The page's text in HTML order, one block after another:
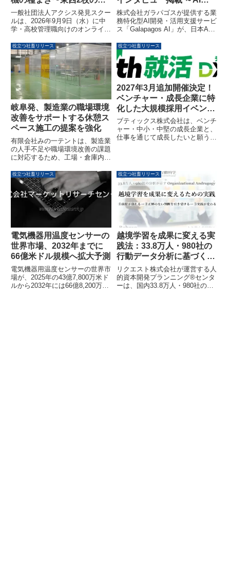
念と実践〜」が9月9日に開
催されます
一般社団法人アクシス発見スクー
ルは、2026年9月9日（水）に中
学・高校管理職向けのオンライン
東西2校の理念と実践〜」を開催
します。武蔵高等学校中学校の杉
山剛士校長と雲雀丘学園中学校・
高等学校の道北秀寿副校長が登壇
し、生徒の内発的動機を引き出す
教育実践について議論します。
入の成果を最大化するアプ
ローチを解説～
株式会社ガラパゴスが提供する業
務特化型AI開発・活用支援サービ
ス「Galapagos AI」が、日本AI
るメディア「AI JOURNAL」のイ
ンタビュー記事に掲載されまし
た。本記事では、「AIを導入した
のに成果が出ない」という企業の
課題に対し、「Galapagos AI」
がどのように経営変革を支援して
いるかについて解説されていま
す。
役立つ社畜リリース
岐阜発、製造業の職場環境
改善をサポートする休憩ス
ペース施工の提案を強化
有限会社みの一テントは、製造業
の人手不足や職場環境改善の課題
に対応するため、工場・倉庫内に
提案を強化しています。夏場の暑
さ対策や空調効率改善にも貢献
し、従業員が働きやすい環境づく
りを支援するものです。
役立つ社畜リリース
2027年3月追加開催決定！
ベンチャー・成長企業に特
化した大規模採用イベント
「グロース就活
DXPO‘27【春】」
ブティックス株式会社は、ベンチ
ャー・中小・中堅の成長企業と、
仕事を通じて成長したいと願う求
日(日)に東京ビッグサイトで追加
開催します。本イベントは、選考
直結型のリアル合同説明会と年間
を通じたオンライン合同説明会を
組み合わせたハイブリッド型で、
効率的な採用活動を支援いたしま
役立つ社畜リリース
電気機器用温度センサーの
世界市場、2032年までに
66億米ドル規模へ拡大予測
電気機器用温度センサーの世界市
場が、2025年の43億7,800万米ド
ルから2032年には66億8,200万米
役立つ社畜リリース
越境学習を成果に変える実
践法：33.8万人・980社の
行動データ分析に基づく新
レポート公開
リクエスト株式会社が運営する人
的資本開発プランニング®センタ
ーは、国内33.8万人・980社の行